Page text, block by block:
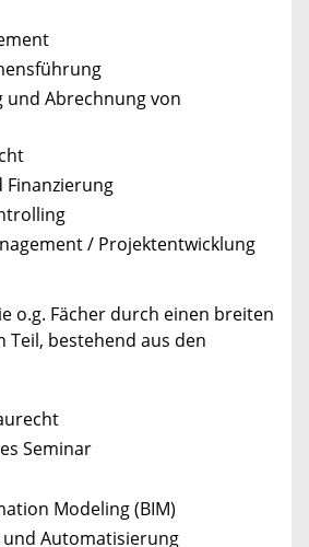
und Abrechnung von
/ Projektentwicklung
o.g. Fächer durch einen breiten
Teil, bestehend aus den
Seminar
Modeling (BIM)
Automatisierung